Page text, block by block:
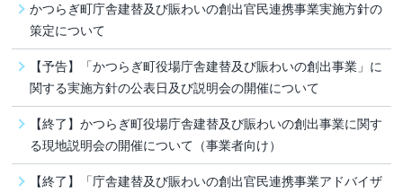
かつらぎ町庁舎建替及び賑わいの創出官民連携事業実施方針の
策定について
【予告】「かつらぎ町役場庁舎建替及び賑わいの創出事業」に
関する実施方針の公表日及び説明会の開催について
【終了】かつらぎ町役場庁舎建替及び賑わいの創出事業に関す
る現地説明会の開催について（事業者向け）
【終了】「庁舎建替及び賑わいの創出官民連携事業アドバイザ